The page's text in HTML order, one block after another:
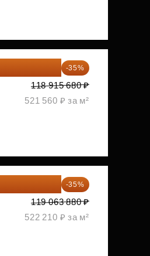
-35%
118 915 680 ₽
521 560 ₽ за м²
-35%
119 063 880 ₽
522 210 ₽ за м²